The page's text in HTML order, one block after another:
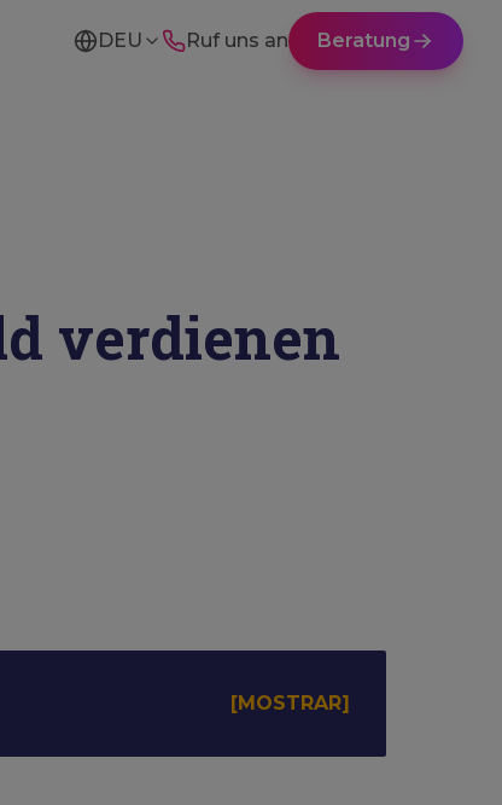
DEU Ruf uns an Beratung
verdienen